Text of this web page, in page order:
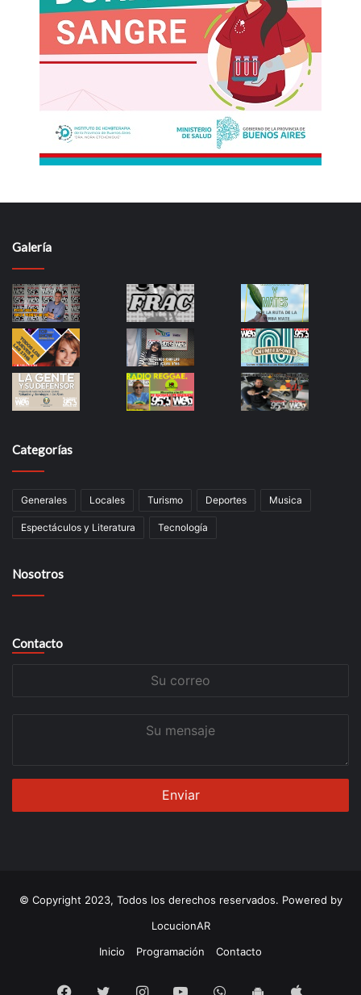
Galería
Categorías
Generales Locales Turismo Deportes Musica
Espectáculos y Literatura Tecnología
Nosotros
Contacto
© Copyright 2023, Todos los derechos reservados. Powered by
LocucionAR
Inicio
Programación Contacto
Facebook
TwitterInstagramYoutubeWhatsapp